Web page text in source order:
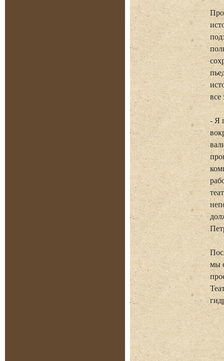
все
- Я
мы